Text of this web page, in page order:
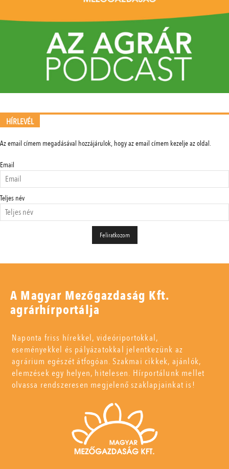
HÍRLEVÉL
Az email címem megadásával hozzájárulok, hogy az email címem kezelje az oldal.
Email
Teljes név
A Magyar Mezőgazdaság Kft.
agrárhírportálja
Naponta friss hírekkel, videóriportokkal,
eseményekkel és pályázatokkal jelentkezünk az
agrárium egészét átfogóan. Szakmai cikkek, ajánlók,
elemzések egy helyen, hitelesen. Hírportálunk mellet
olvassa rendszeresen megjelenő szaklapjainkat is!